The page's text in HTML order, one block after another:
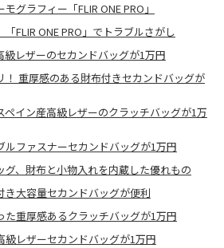
グラフィー「FLIR ONE PRO」
FLIR ONE PRO」でトラブルさがし
レザーのセカンドバッグが1万円
！ 重厚感のある財布付きセカンドバッグが
ペイン産高級レザーのクラッチバッグが1万
ルファスナーセカンドバッグが1万円
グ、財布と小物入れを内蔵した優れもの
き大容量セカンドバッグが便利
た重厚感あるクラッチバッグが1万円
レザーセカンドバッグが1万円